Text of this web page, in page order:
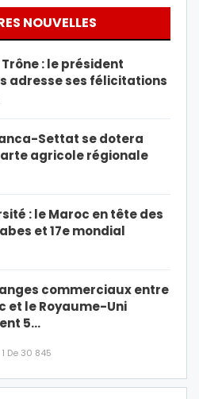
NOUVELLES
: le président
adresse ses félicitations
Settat se dotera
agricole régionale
: le Maroc en tête des
et 17e mondial
commerciaux entre
et le Royaume-Uni
5…
1 De 30 845